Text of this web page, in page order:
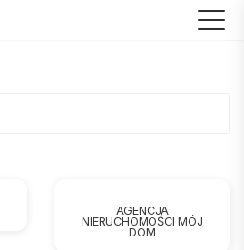
AGENCJA
NIERUCHOMOŚCI MÓJ
DOM